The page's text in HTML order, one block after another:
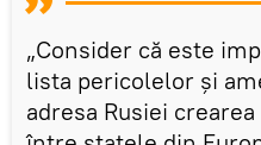
„Consider că este
lista pericolelor și
adresa Rusiei